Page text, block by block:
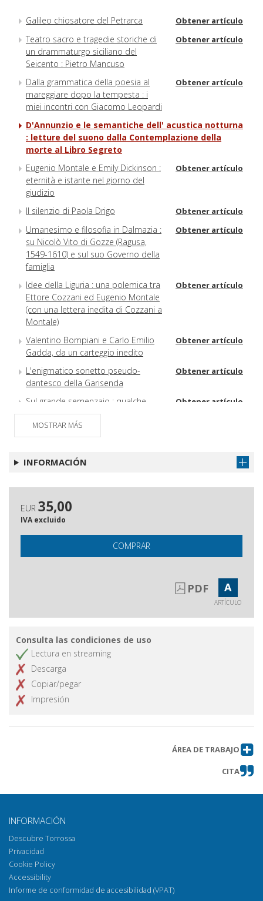
Galileo chiosatore del Petrarca Obtener artículo
Teatro sacro e tragedie storiche di
un drammaturgo siciliano del
Seicento : Pietro Mancuso
Obtener artículo
Dalla grammatica della poesia al
mareggiare dopo la tempesta : i
miei incontri con Giacomo Leopardi
Obtener artículo
D'Annunzio e le semantiche dell' acustica notturna
: letture del suono dalla Contemplazione della
morte al Libro Segreto
Eugenio Montale e Emily Dickinson :
eternità e istante nel giorno del
giudizio
Obtener artículo
Il silenzio di Paola Drigo Obtener artículo
Umanesimo e filosofia in Dalmazia :
su Nicolò Vito di Gozze (Ragusa,
1549-1610) e sul suo Governo della
famiglia
Obtener artículo
Idee della Liguria : una polemica tra
Ettore Cozzani ed Eugenio Montale
(con una lettera inedita di Cozzani a
Montale)
Obtener artículo
Valentino Bompiani e Carlo Emilio
Gadda, da un carteggio inedito
Obtener artículo
L'enigmatico sonetto pseudo-
dantesco della Garisenda
Obtener artículo
Sul grande semenzaio : qualche
proposta
Obtener artículo
MOSTRAR MÁS
INFORMACIÓN
EUR 35,00
IVA excluido
COMPRAR
PDF A
ARTÍCULO
Consulta las condiciones de uso
Lectura en streaming
Descarga
Copiar/pegar
Impresión
ÁREA DE TRABAJO
CITA
INFORMACIÓN
Descubre Torrossa
Privacidad
Cookie Policy
Accessibility
Informe de conformidad de accesibilidad (VPAT)